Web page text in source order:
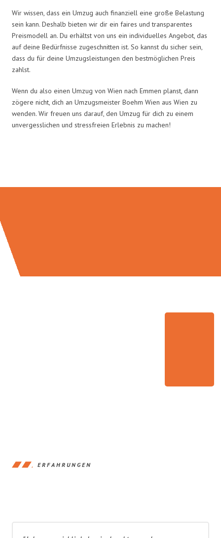
Wir wissen, dass ein Umzug auch finanziell eine große Belastung
sein kann. Deshalb bieten wir dir ein faires und transparentes
Preismodell an. Du erhältst von uns ein individuelles Angebot, das
auf deine Bedürfnisse zugeschnitten ist. So kannst du sicher sein,
dass du für deine Umzugsleistungen den bestmöglichen Preis
zahlst.
Wenn du also einen Umzug von Wien nach Emmen planst, dann
zögere nicht, dich an Umzugsmeister Boehm Wien aus Wien zu
wenden. Wir freuen uns darauf, den Umzug für dich zu einem
unvergesslichen und stressfreien Erlebnis zu machen!
ERFAHRUNGEN